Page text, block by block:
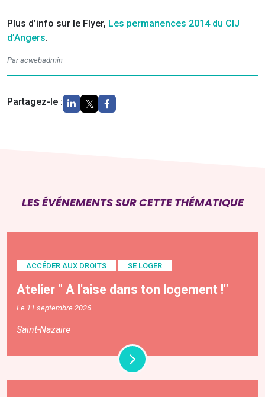
Plus d’info sur le Flyer, Les permanences 2014 du CIJ
d’Angers.
Par acwebadmin
Partagez-le :
LES ÉVÉNEMENTS SUR CETTE THÉMATIQUE
ACCÉDER AUX DROITS SE LOGER
Atelier " A l'aise dans ton logement !"
Le 11 septembre 2026
Saint-Nazaire